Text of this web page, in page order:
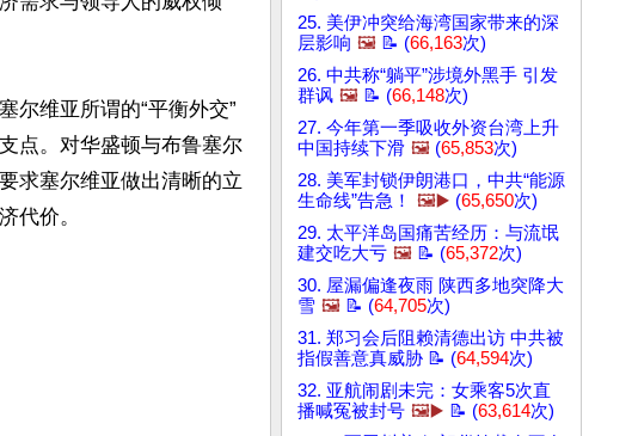
尔维亚所谓的“平衡外交”
点。对华盛顿与布鲁塞尔
求塞尔维亚做出清晰的立
代价。
25. 美伊冲突给海湾国家带来的深
层影响 🖼️ 📝 (66,163次)
26. 中共称“躺平”涉境外黑手 引发
群讽 🖼️ 📝 (66,148次)
27. 今年第一季吸收外资台湾上升
中国持续下滑 🖼️ (65,853次)
28. 美军封锁伊朗港口，中共“能源
生命线”告急！
🖼️▶️ (65,650次)
29. 太平洋岛国痛苦经历：与流氓
建交吃大亏 🖼️ 📝 (65,372次)
30. 屋漏偏逢夜雨 陕西多地突降大
雪 🖼️ 📝 (64,705次)
31. 郑习会后阻赖清德出访 中共被
指假善意真威胁 📝 (64,594次)
32. 亚航闹剧未完：女乘客5次直
播喊冤被封号 🖼️▶️ 📝 (63,614次)